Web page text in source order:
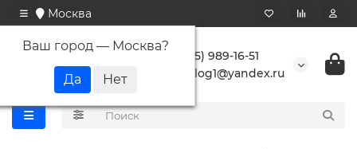
Москва
Ваш город — Москва?
+7 (495) 989-16-51
buranlog1@yandex.ru